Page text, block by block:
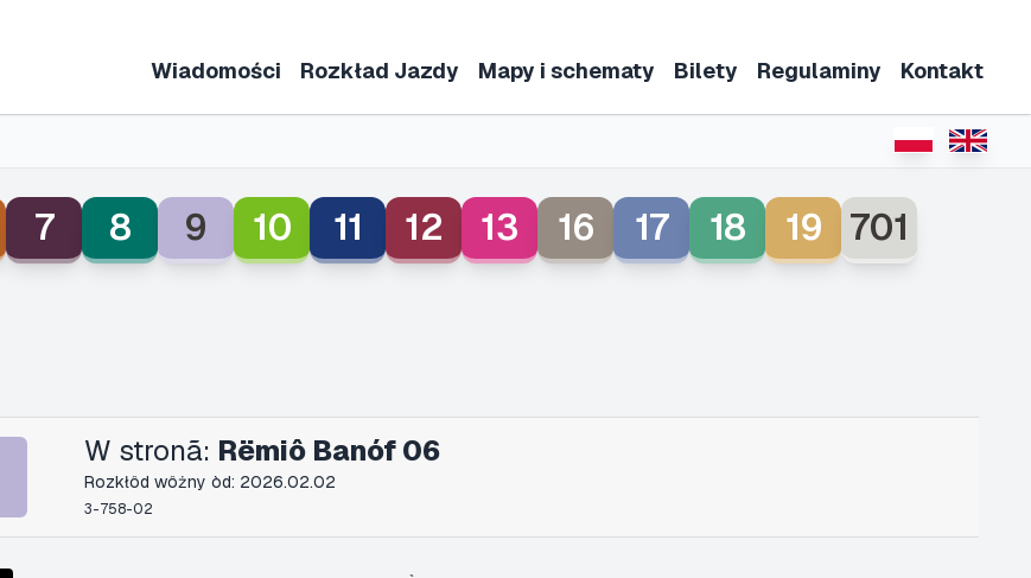
Wiadomości Rozkład Jazdy Mapy i schematy Bilety Regulaminy Kontakt
7 8 9 10 11 12 13 16 17 18 19 701
W stronã: Rëmiô Banóf 06
Rozkłôd wôżny òd: 2026.02.02
3-758-02